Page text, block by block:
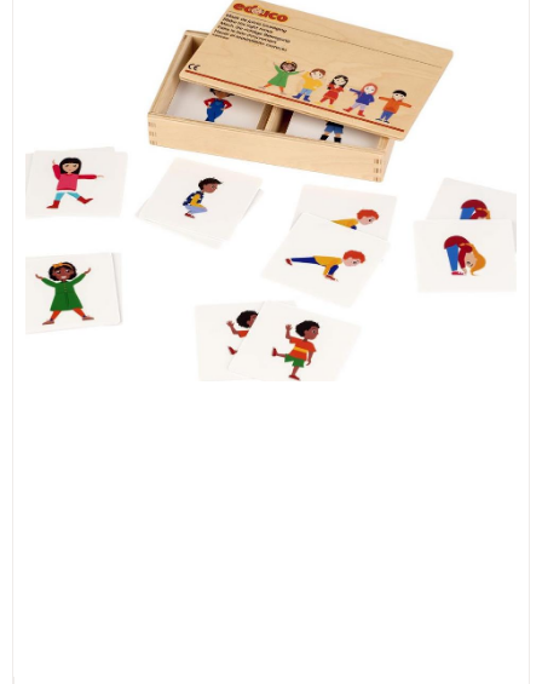
ИЗКУСТВА
СПОРТ
МЕБЕЛИ И ОБОРУДВАНЕ
КАНЦЕЛАРСКИ МАТЕРИАЛИ
КНИГИ И УЧЕБНИЦИ
БДП
НОВИ